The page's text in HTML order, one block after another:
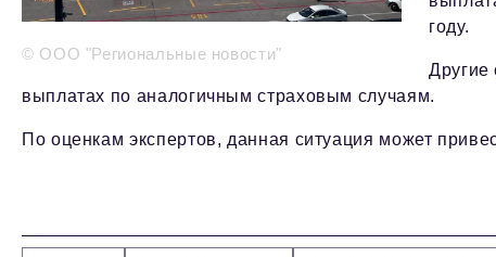
© ООО "Региональные новости"
году.
Другие
выплатах по аналогичным страховым случаям.
По оценкам экспертов, данная ситуация может